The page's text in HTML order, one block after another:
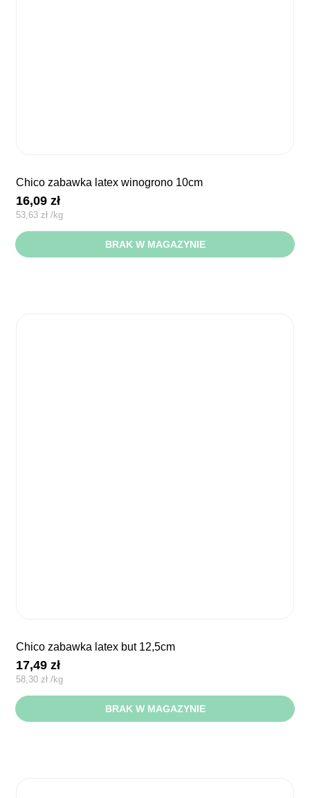
chico zabawka latex winogrono 10cm
16,09zł
53,63zł /kg
BRAK W MAGAZYNIE
chico zabawka latex but 12,5cm
17,49zł
58,30 zł /kg
BRAK W MAGAZYNIE